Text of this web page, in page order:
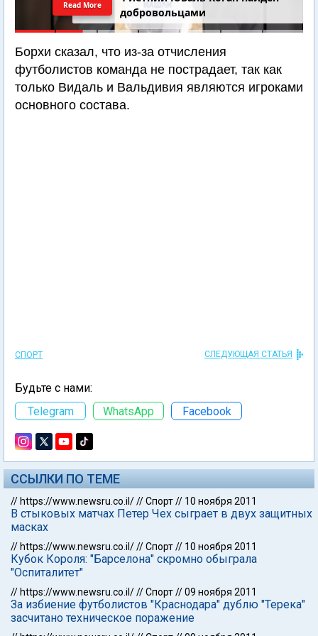
добровольцами
Read More
Борхи сказал, что из-за отчисления
футболистов команда не пострадает, так как
только Видаль и Вальдивия являются игроками
основного состава.
СПОРТ СЛЕДУЮЩАЯ СТАТЬЯ
Будьте с нами:
Telegram
WhatsApp Facebook
ССЫЛКИ ПО ТЕМЕ
// https://www.newsru.co.il///Спорт// 10 ноября 2011
В стыковых матчах Петер Чех сыграет в двух защитных
масках
// https://www.newsru.co.il///Спорт// 10 ноября 2011
Кубок Короля: "Барселона" скромно обыграла
"Оспиталитет"
// https://www.newsru.co.il///Спорт//09 ноября 2011
За избиение футболистов "Краснодара" дублю "Терека"
засчитано техническое поражение